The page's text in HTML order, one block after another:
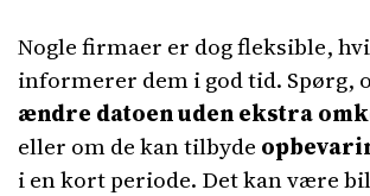
Nogle firmaer er dog fleksible,
informerer dem i god tid. Spørg,
ændre datoen uden ekstra
eller om de kan tilbyde
i en kort periode. Det kan være